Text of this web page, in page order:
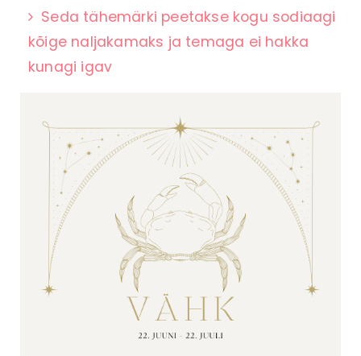
Seda tähemärki peetakse kogu sodiaagi
kõige naljakamaks ja temaga ei hakka
kunagi igav